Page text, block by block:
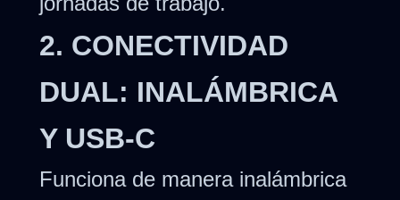
2. CONECTIVIDAD
DUAL: INALÁMBRICA
Y USB-C
Funciona de manera inalámbrica